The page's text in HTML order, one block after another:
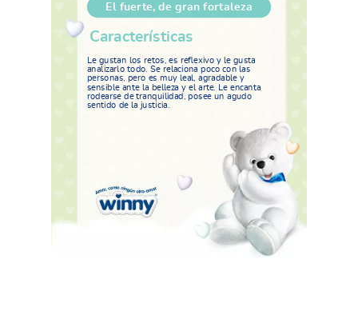
El fuerte, de gran fortaleza
Características
Le gustan los retos, es reflexivo y le gusta
analizarlo todo. Se relaciona poco con las
personas, pero es muy leal, agradable y
sensible ante la belleza y el arte. Le encanta
rodearse de tranquilidad, posee un agudo
sentido de la justicia.